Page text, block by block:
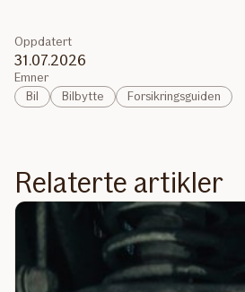
Oppdatert
31.07.2026
Emner
Bil
Bilbytte Forsikringsguiden
Relaterte artikler